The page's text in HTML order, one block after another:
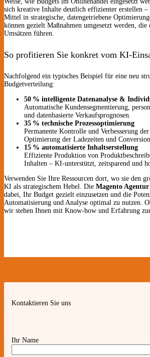
sich kreative Inhalte deutlich effizienter erstellen
Mittel in strategische, datengetriebene
können gezielt Maßnahmen umgesetzt werden, die
Umsätzen führen.
So profitieren Sie konkret vom KI-
Nachfolgend ein typisches Beispiel für eine neu
Budgetverteilung:
50 % intelligente Datenanalyse &
Automatische Kundensegmentierung,
und datenbasierte Verkaufsprognosen.
35 % technische Prozessoptimierung
Permanente Kontrolle und Verbesserung
Optimierung der Ladezeiten und
15 % automatisierte Inhaltserstellung
Effiziente Produktion von
Inhalten – KI-unterstützt, zeitsparend und
Verwenden Sie Ihre Ressourcen dort, wo sie den
KI als strategischem Hebel. Die Magento
dabei, Ihr Budget gezielt einzusetzen und die
Automatisierung und Analyse optimal zu nutzen.
wir stehen Ihnen mit Know-how und Erfahrung
Kontaktieren Sie uns
Ihr Name